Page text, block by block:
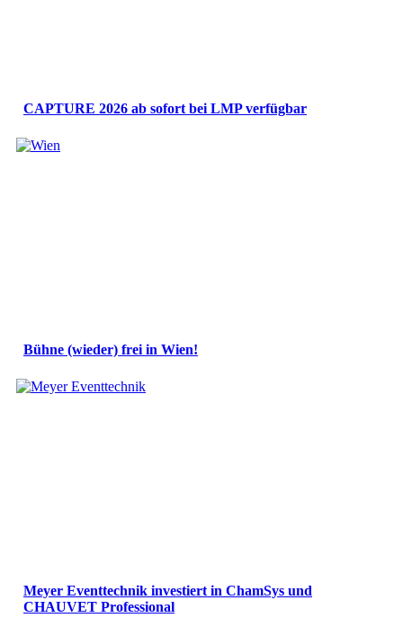
CAPTURE 2026 ab sofort bei LMP verfügbar
Bühne (wieder) frei in Wien!
Meyer Eventtechnik investiert in ChamSys und
CHAUVET Professional